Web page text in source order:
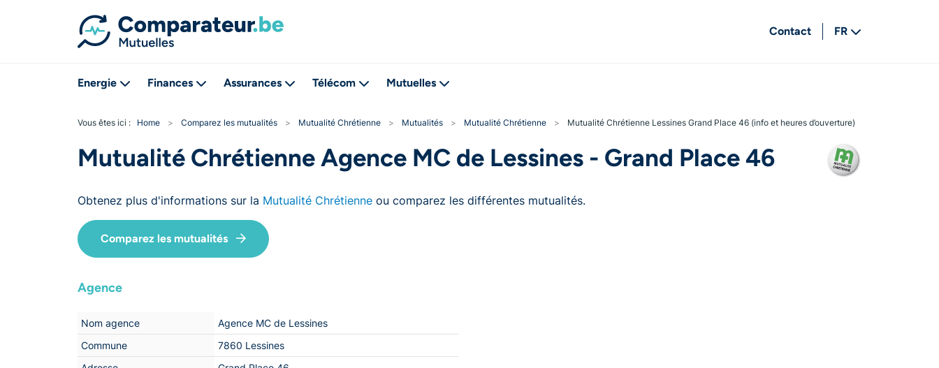
Contact
FR
Energie Finances Assurances Télécom Mutuelles
Vous êtes ici : Home > Comparez les mutualités > Mutualité Chrétienne > Mutualités > Mutualité Chrétienne > Mutualité Chrétienne Lessines Grand Place 46 (info et heures d’ouverture)
Mutualité Chrétienne Agence MC de Lessines - Grand Place 46
Obtenez plus d'informations sur la Mutualité Chrétienne ou comparez les différentes mutualités.
Comparez les mutualités
Agence
Nom agence
Agence MC de Lessines
Commune
7860 Lessines